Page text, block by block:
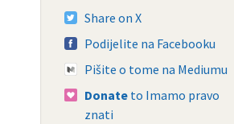
Share on X
Podijelite na Facebooku
Pišite o tome na Mediumu
Donate to Imamo pravo
znati